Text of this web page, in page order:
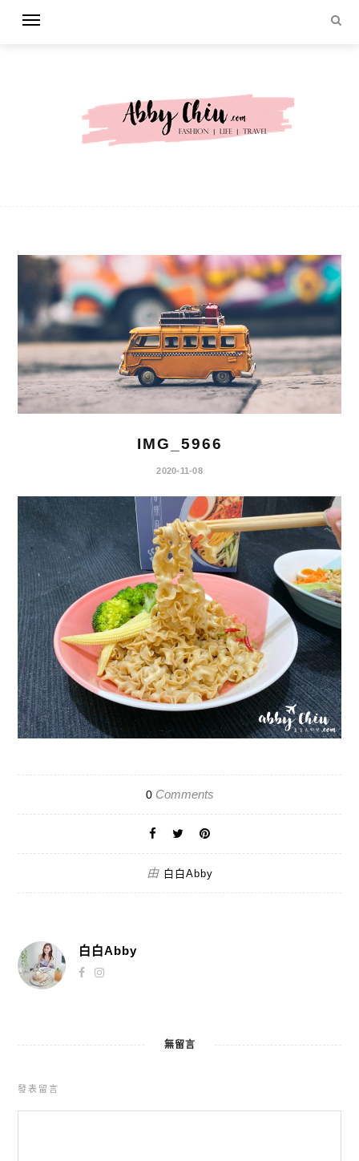
IMG_5966
2020-11-08
0Comments
由 白白Abby
白白Abby
無留言
發表留言